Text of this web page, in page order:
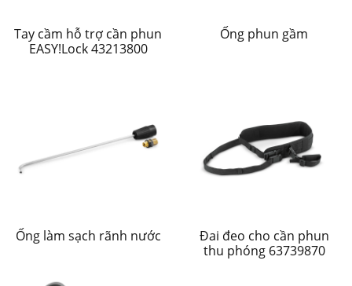
Tay cầm hỗ trợ cần phun
EASY!Lock 43213800
Ống phun gầm
Ống làm sạch rãnh nước
Đai đeo cho cần phun
thu phóng 63739870